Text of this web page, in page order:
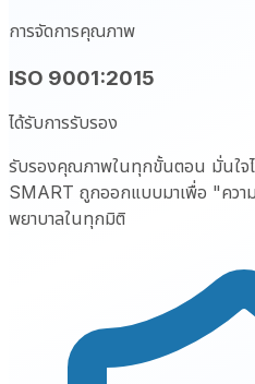
การจัดการคุณภาพ
ISO 9001:2015
ได้รับการรับรอง
รับรองคุณภาพในทุกขั้นตอน มั่นใจ
SMART ถูกออกแบบมาเพื่อ "ควา
พยาบาลในทุกมิติ